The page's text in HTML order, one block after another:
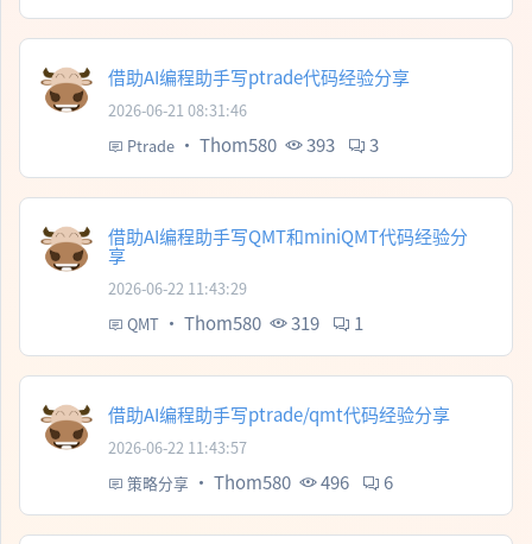
借助AI编程助手写ptrade代码经验分享
2026-06-21 08:31:46
Ptrade · Thom580 393 3
借助AI编程助手写QMT和miniQMT代码经验分
享
2026-06-22 11:43:29
QMT · Thom580 319 1
借助AI编程助手写ptrade/qmt代码经验分享
2026-06-22 11:43:57
策略分享 · Thom580 496 6